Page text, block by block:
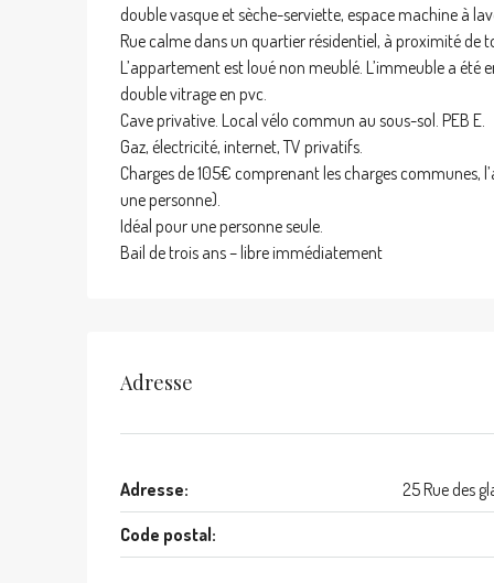
double vasque et sèche-serviette, espace machine à
Rue calme dans un quartier résidentiel, à proximité de
L’appartement est loué non meublé. L’immeuble a
double vitrage en pvc.
Cave privative. Local vélo commun au sous-sol. PEB E.
Gaz, électricité, internet, TV privatifs.
Charges de 105€ comprenant les charges communes,
une personne).
Idéal pour une personne seule.
Bail de trois ans – libre immédiatement
Adresse
Adresse: 25 Rue des
Code postal: